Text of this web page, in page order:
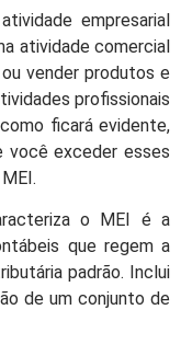
empresarial
atividade comercial
vender produtos e
profissionais
ficará evidente,
você exceder esses
o MEI é a
que regem a
padrão. Inclui
de um conjunto de